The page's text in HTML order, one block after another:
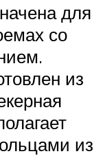
для
со
из
из